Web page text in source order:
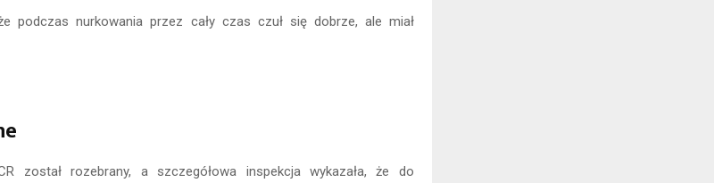
podczas nurkowania przez cały czas czuł się dobrze, ale miał
został rozebrany, a szczegółowa inspekcja wykazała, że do